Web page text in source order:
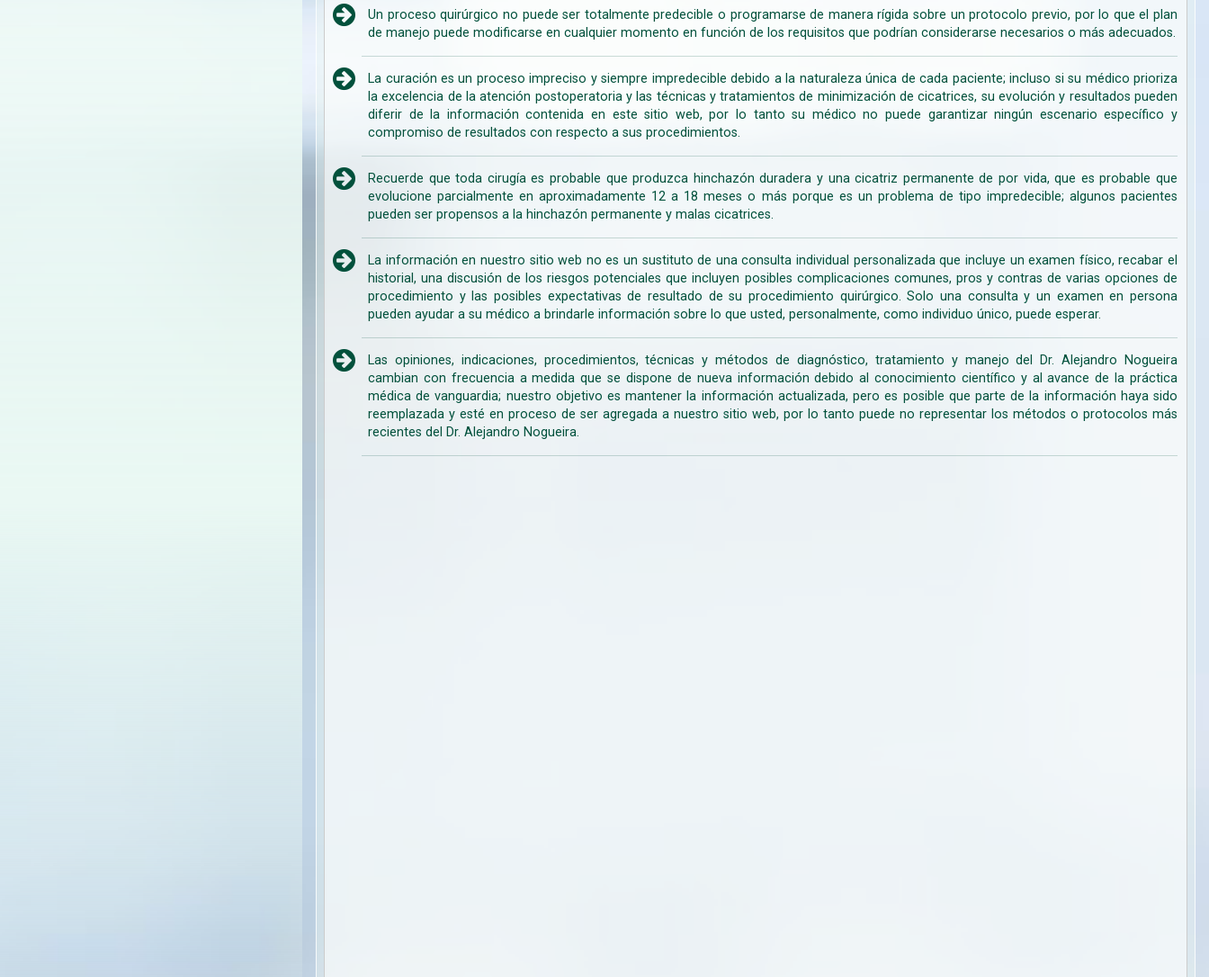
Un proceso quirúrgico no puede ser totalmente predecible o programarse de manera rígida sobre un protocolo previo, por lo que el plan
de manejo puede modificarse en cualquier momento en función de los requisitos que podrían considerarse necesarios o más adecuados.
La curación es un proceso impreciso y siempre impredecible debido a la naturaleza única de cada paciente; incluso si su médico prioriza
la excelencia de la atención postoperatoria y las técnicas y tratamientos de minimización de cicatrices, su evolución y resultados pueden
diferir de la información contenida en este sitio web, por lo tanto su médico no puede garantizar ningún escenario específico y
compromiso de resultados con respecto a sus procedimientos.
Recuerde que toda cirugía es probable que produzca hinchazón duradera y una cicatriz permanente de por vida, que es probable que
evolucione parcialmente en aproximadamente 12 a 18 meses o más porque es un problema de tipo impredecible; algunos pacientes
pueden ser propensos a la hinchazón permanente y malas cicatrices.
La información en nuestro sitio web no es un sustituto de una consulta individual personalizada que incluye un examen físico, recabar el
historial, una discusión de los riesgos potenciales que incluyen posibles complicaciones comunes, pros y contras de varias opciones de
procedimiento y las posibles expectativas de resultado de su procedimiento quirúrgico. Solo una consulta y un examen en persona
pueden ayudar a su médico a brindarle información sobre lo que usted, personalmente, como individuo único, puede esperar.
Las opiniones, indicaciones, procedimientos, técnicas y métodos de diagnóstico, tratamiento y manejo del Dr. Alejandro Nogueira
cambian con frecuencia a medida que se dispone de nueva información debido al conocimiento científico y al avance de la práctica
médica de vanguardia; nuestro objetivo es mantener la información actualizada, pero es posible que parte de la información haya sido
reemplazada y esté en proceso de ser agregada a nuestro sitio web, por lo tanto puede no representar los métodos o protocolos más
recientes del Dr. Alejandro Nogueira.